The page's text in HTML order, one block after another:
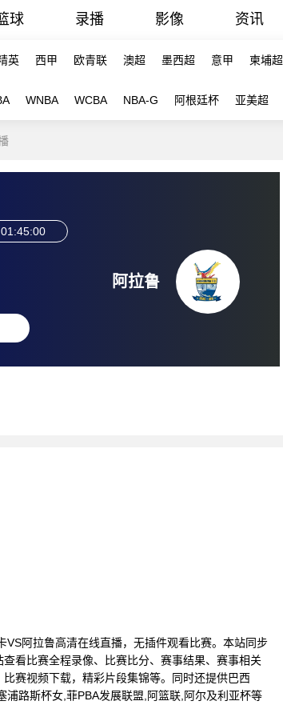
球 录播 影像 资讯
英 西甲 欧青联 澳超 墨西超 意甲 柬埔超
WNBA WCBA NBA-G 阿根廷杯 亚美超
阿拉鲁
阿拉鲁高清在线直播，无插件观看比赛。本站同步
看比赛全程录像、比赛比分、赛事结果、赛事相关
赛视频下载，精彩片段集锦等。同时还提供巴西
路斯杯女,菲PBA发展联盟,阿篮联,阿尔及利亚杯等